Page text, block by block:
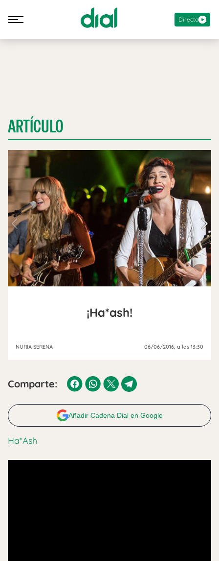
Directo
ARTÍCULO
¡Ha*ash!
NURIA SERENA 06/06/2016 , a las 13:30
Comparte:
Añadir Cadena Dial en Google
Ha*Ash